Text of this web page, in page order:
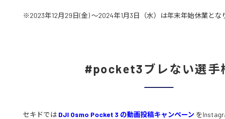
※2023年12月29日(金) ～2024年1月3日（水）は年末年始休業とな
#pocket3ブレない選手
セキドでは DJI Osmo Pocket 3 の動画投稿キャンペーン を